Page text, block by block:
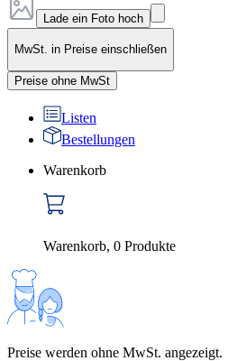
Lade ein Foto hoch
MwSt. in Preise einschließen
Preise ohne MwSt
Listen
Bestellungen
Warenkorb
Warenkorb, 0 Produkte
Preise werden ohne MwSt. angezeigt.